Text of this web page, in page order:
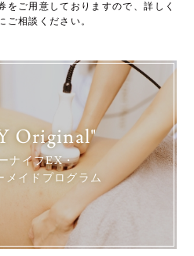
をご用意しておりますので、詳しく
ご相談ください。
Original"
ナイフEX・
メイドプログラム